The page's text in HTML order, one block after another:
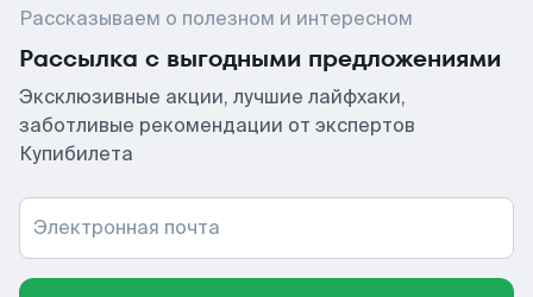
Рассказываем о полезном и интересном
Рассылка с выгодными предложениями
Эксклюзивные акции, лучшие лайфхаки,
заботливые рекомендации от экспертов
Купибилета
Электронная почта